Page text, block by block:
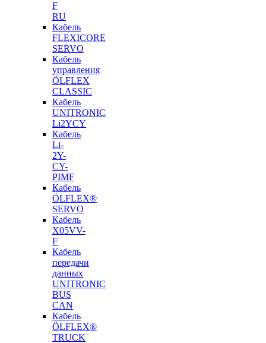
F
RU
Кабель
FLEXICORE
SERVO
Кабель
управления
ÖLFLEX
CLASSIC
Кабель
UNITRONIC
Li2YCY
Кабель
Li-
2Y-
CY-
PIMF
Кабель
ÖLFLEX®
SERVO
Кабель
X05VV-
F
Кабель
передачи
данных
UNITRONIC
BUS
CAN
Кабель
ÖLFLEX®
TRUCK